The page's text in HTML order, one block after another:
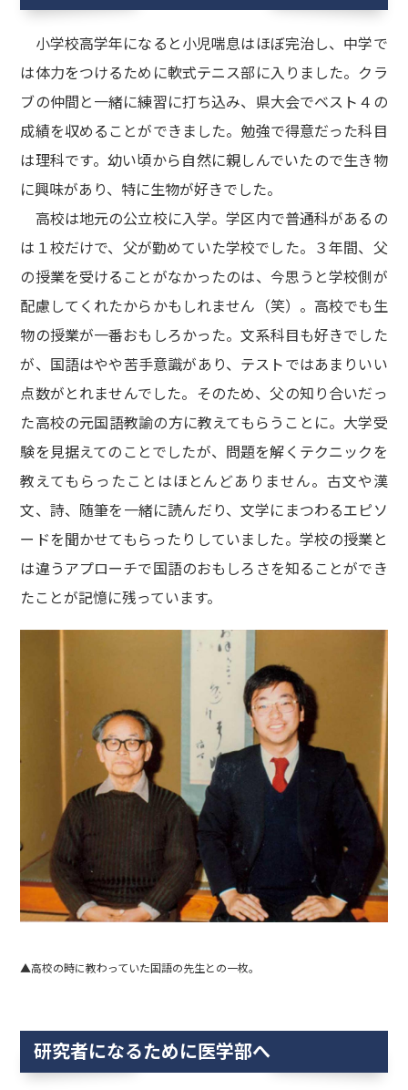
小学校高学年になると小児喘息はほぼ完治し、中学で
は体力をつけるために軟式テニス部に入りました。クラ
ブの仲間と一緒に練習に打ち込み、県大会でベスト４の
成績を収めることができました。勉強で得意だった科目
は理科です。幼い頃から自然に親しんでいたので生き物
に興味があり、特に生物が好きでした。
高校は地元の公立校に入学。学区内で普通科があるの
は１校だけで、父が勤めていた学校でした。３年間、父
の授業を受けることがなかったのは、今思うと学校側が
配慮してくれたからかもしれません（笑）。高校でも生
物の授業が一番おもしろかった。文系科目も好きでした
が、国語はやや苦手意識があり、テストではあまりいい
点数がとれませんでした。そのため、父の知り合いだっ
た高校の元国語教諭の方に教えてもらうことに。大学受
験を見据えてのことでしたが、問題を解くテクニックを
教えてもらったことはほとんどありません。古文や漢
文、詩、随筆を一緒に読んだり、文学にまつわるエピソ
ードを聞かせてもらったりしていました。学校の授業と
は違うアプローチで国語のおもしろさを知ることができ
たことが記憶に残っています。
▲高校の時に教わっていた国語の先生との一枚。
研究者になるために医学部へ